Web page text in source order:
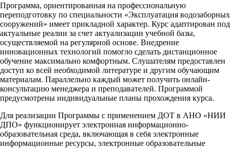
Программа, ориентированная на профессиональную
переподготовку по специальности «Эксплуатация водозаборных
сооружений» имеет прикладной характер. Курс адаптирован под
актуальные реалии за счет актуализации учебной базы,
осуществляемой на регулярной основе. Внедрение
инновационных технологий помогло сделать дистанционное
обучение максимально комфортным. Слушателям предоставлен
доступ ко всей необходимой литературе и другим обучающим
материалам. Параллельно каждый может получить онлайн-
консультацию менеджера и преподавателей. Программой
предусмотрены индивидуальные планы прохождения курса.
Для реализации Программы с применением ДОТ в АНО «НИИ
ДПО» функционирует электронная информационно-
образовательная среда, включающая в себя электронные
информационные ресурсы, электронные образовательные